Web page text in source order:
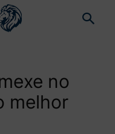
no
melhor